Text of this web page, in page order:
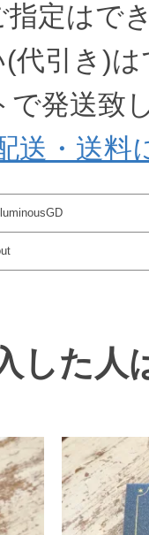
指定はで
(代引き)
で発送致
送・送料
した人